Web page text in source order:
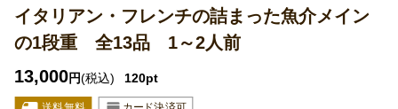
イタリアン・フレンチの詰まった魚介メイン
の1段重 全13品 1～2人前
13,000円(税込) 120pt